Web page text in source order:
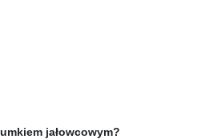
jałowcowym?